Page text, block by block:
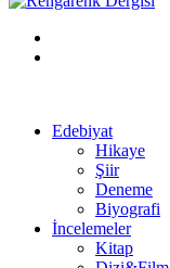
Edebiyat
Hikaye
Şiir
Deneme
Biyografi
İncelemeler
Kitap